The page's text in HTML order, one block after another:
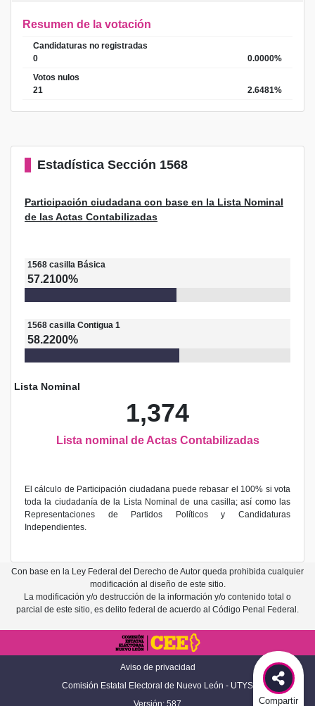
Compartir
Resumen de la votación
Candidaturas no registradas
0
0.0000%
Votos nulos
21
2.6481%
Estadística Sección 1568
Participación ciudadana con base en la Lista Nominal
de las Actas Contabilizadas
1568 casilla Básica
57.2100%
1568 casilla Contigua 1
58.2200%
Lista Nominal
1,374
Lista nominal de Actas Contabilizadas
El cálculo de Participación ciudadana puede rebasar el 100% si vota
toda la ciudadanía de la Lista Nominal de una casilla; así como las
Representaciones de Partidos Políticos y Candidaturas
Independientes.
Con base en la Ley Federal del Derecho de Autor queda prohibida cualquier
modificación al diseño de este sitio.
La modificación y/o destrucción de la información y/o contenido total o
parcial de este sitio, es delito federal de acuerdo al Código Penal Federal.
Aviso de privacidad
Comisión Estatal Electoral de Nuevo León - UTYS
Versión: 587